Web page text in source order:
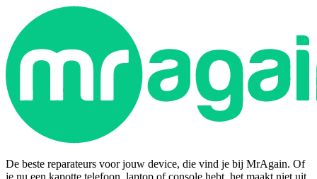
De beste reparateurs voor jouw device, die vind je bij MrAgain. Of
je nu een kapotte telefoon, laptop of console hebt, het maakt niet uit.